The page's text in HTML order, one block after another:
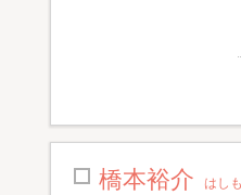
橋本裕介 はし